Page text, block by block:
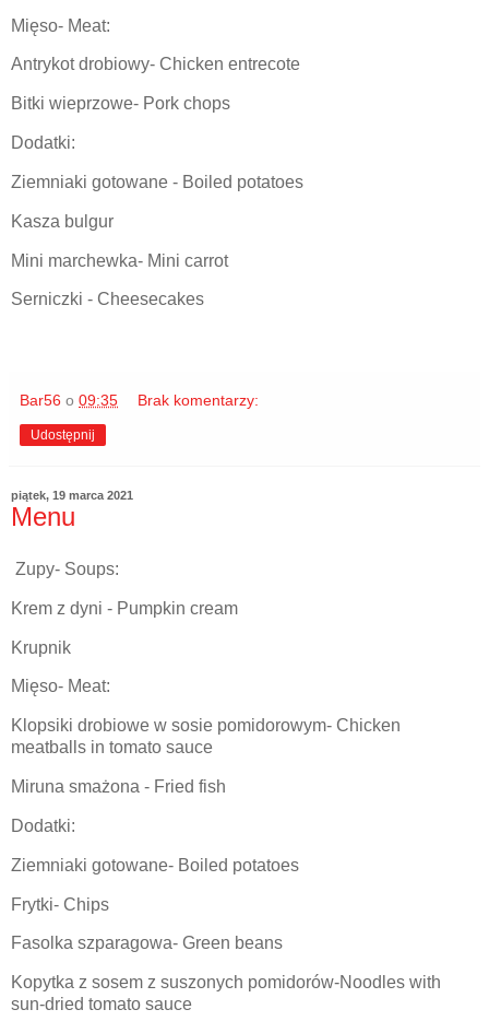
Mięso- Meat:
Antrykot drobiowy- Chicken entrecote
Bitki wieprzowe- Pork chops
Dodatki:
Ziemniaki gotowane - Boiled potatoes
Kasza bulgur
Mini marchewka- Mini carrot
Serniczki - Cheesecakes
Bar56 o 09:35 Brak komentarzy:
Udostępnij
piątek, 19 marca 2021
Menu
Zupy- Soups:
Krem z dyni - Pumpkin cream
Krupnik
Mięso- Meat:
Klopsiki drobiowe w sosie pomidorowym- Chicken
meatballs in tomato sauce
Miruna smażona - Fried fish
Dodatki:
Ziemniaki gotowane- Boiled potatoes
Frytki- Chips
Fasolka szparagowa- Green beans
Kopytka z sosem z suszonych pomidorów-Noodles with
sun-dried tomato sauce